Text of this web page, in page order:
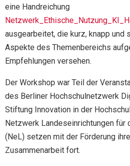
eine Handreichung
ausgearbeitet, die kurz, knapp und
Aspekte des Themenbereichs
Empfehlungen versehen.
Der Workshop war Teil der
des Berliner Hochschulnetzwerk
Stiftung Innovation in der
Netzwerk Landeseinrichtungen für
(NeL) setzen mit der Förderung
Zusammenarbeit fort.